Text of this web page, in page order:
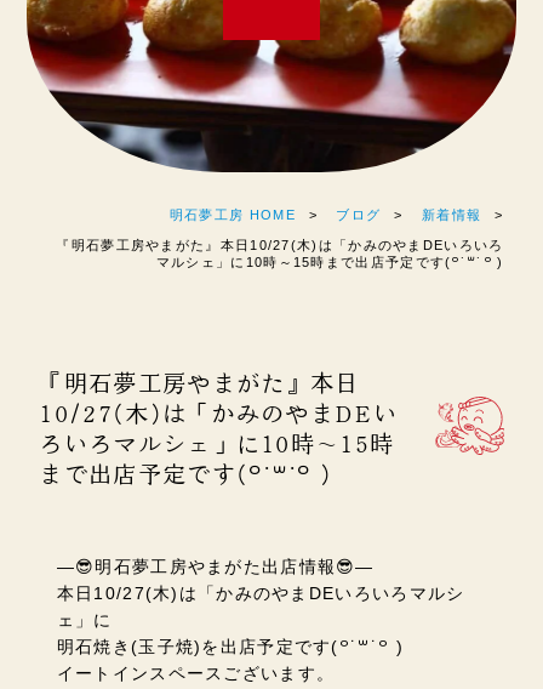
明石夢工房 HOME ブログ 新着情報
『明石夢工房やまがた』本日10/27(木)は「かみのやまDEいろいろ
マルシェ」に10時～15時まで出店予定です(꒪˙꒳˙꒪ )
『明石夢工房やまがた』本日
10/27(木)は「かみのやまDEい
ろいろマルシェ」に10時～15時
まで出店予定です(꒪˙꒳˙꒪ )
―😎明石夢工房やまがた出店情報😎―
本日10/27(木)は「かみのやまDEいろいろマルシ
ェ」に
明石焼き(玉子焼)を出店予定です(꒪˙꒳˙꒪ )
イートインスペースございます。